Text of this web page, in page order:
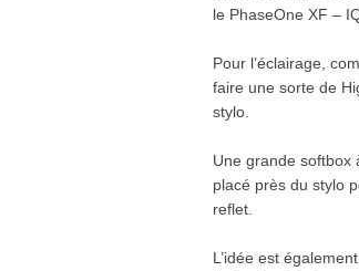
le PhaseOne XF –
Pour l’éclairage,
faire une sorte de
stylo.
Une grande softbox
placé près du stylo
reflet.
L’idée est